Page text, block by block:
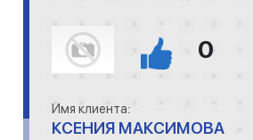
0
Имя клиента:
КСЕНИЯ МАКСИМОВА